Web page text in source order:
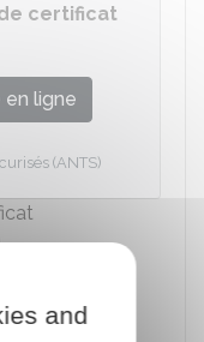
certificat
ligne
(ANTS)
suivie
and